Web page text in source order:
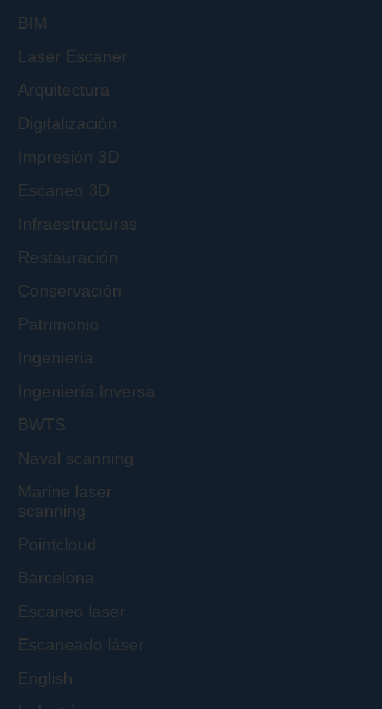
BIM
Laser Escaner
Arquitectura
Digitalización
Impresión 3D
Escaneo 3D
Infraestructuras
Restauración
Conservación
Patrimonio
Ingenieria
Ingeniería Inversa
BWTS
Naval scanning
Marine laser
scanning
Pointcloud
Barcelona
Escaneo laser
Escaneado láser
English